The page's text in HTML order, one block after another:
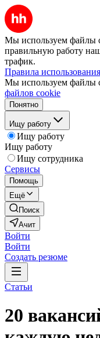
Мы используем файлы
правильную работу
трафик.
Правила
Мы используем файлы
файлов cookie
Понятно
Ищу работу
Ищу работу
Ищу работу
Ищу сотрудника
Сервисы
Помощь
Ещё
Поиск
Ачит
Войти
Войти
Создать резюме
Статьи
20